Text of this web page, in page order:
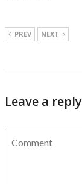
PREV NEXT
Leave a reply